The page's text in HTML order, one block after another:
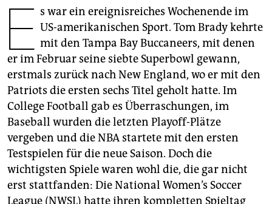
unterstützen
genossenschaft
epaper login
E s war ein ereignisreiches Wochenende im
US-amerikanischen Sport. Tom Brady kehrte
mit den Tampa Bay Bucca­neers, mit denen
er im Februar seine siebte Superbowl gewann,
erstmals zurück nach New England, wo er mit den
Patriots die ersten sechs Titel geholt hatte. Im
College Football gab es Überraschungen, im
Baseball wurden die letzten Playoff-Plätze
vergeben und die NBA startete mit den ersten
Testspielen für die neue Saison. Doch die
wichtigsten Spiele waren wohl die, die gar nicht
erst stattfanden: Die National Women’s Soccer
League (NWSL) hatte ihren kompletten Spieltag